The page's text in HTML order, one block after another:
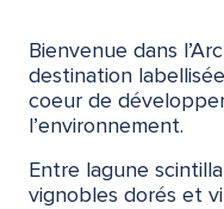
Bienvenue dans
destination
coeur de
l’environnement.
Entre lagune
vignobles dorés et